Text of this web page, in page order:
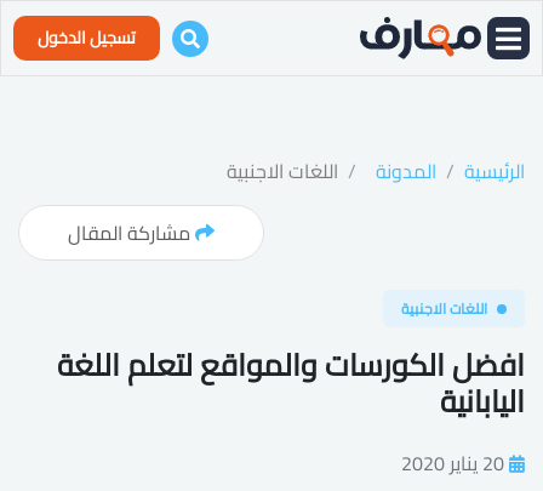
تسجيل الدخول
الرئيسية المدونة
اللغات الاجنبية
مشاركة المقال
اللغات الاجنبية
افضل الكورسات والمواقع لتعلم اللغة
اليابانية
20 يناير 2020